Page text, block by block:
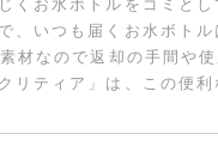
くお水ボトルをゴミと
、いつも届くお水ボト
材なので返却の手間や
リティア」は、この便利